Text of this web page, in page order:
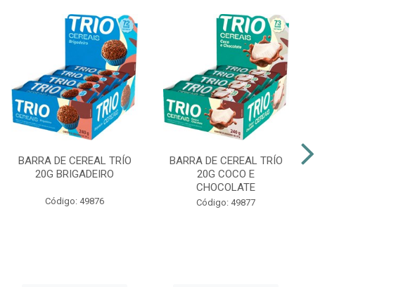
BARRA DE CEREAL TRÍO
20G BRIGADEIRO
Código: 49876
BARRA DE CEREAL TRÍO
20G COCO E
CHOCOLATE
Código: 49877